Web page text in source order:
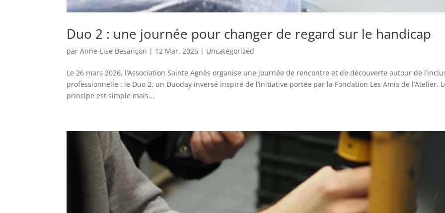
Duo 2 : une journée pour changer de regard sur le handicap
parAnne-Lise Besançon | 12 Mar, 2026 | Uncategorized
Le 26 mars 2026, l’Association Sainte Agnès organise une journée de rencontre et de découverte autour de
professionnelle : le Duo 2, un Duoday inversé inspiré de l’initiative portée par la Fondation Les Amis de l’Atelier.
principe est simple mais...